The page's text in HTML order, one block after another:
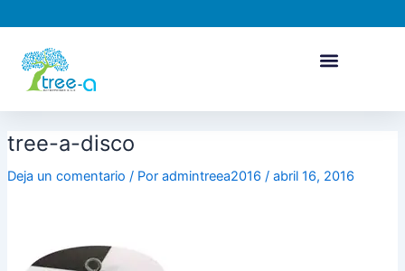
al
contenido
tree-a-disco
Deja un comentario / Por admintreea2016 / abril 16, 2016